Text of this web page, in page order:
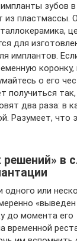
зубов
из пластмассы.
для
имплантов.
коронку,
о его
получиться
два раза: в
Разумеет, что
в
или
«выведен
до момента его
временной